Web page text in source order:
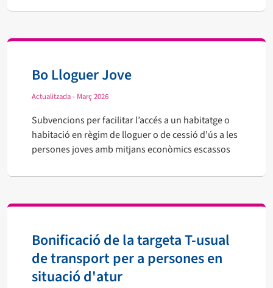
Bo Lloguer Jove
Actualitzada - Març 2026
Subvencions per facilitar l’accés a un habitatge o
habitació en règim de lloguer o de cessió d'ús a les
persones joves amb mitjans econòmics escassos
Bonificació de la targeta T-usual
de transport per a persones en
situació d'atur